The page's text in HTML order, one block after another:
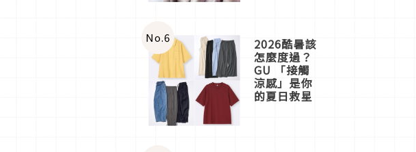
No.6 2026酷暑該
怎麼度過？
GU 「接觸
涼感」是你
的夏日救星